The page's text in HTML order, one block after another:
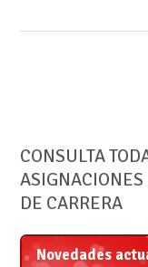
CONSULTA
DE CARRERA
Novedades